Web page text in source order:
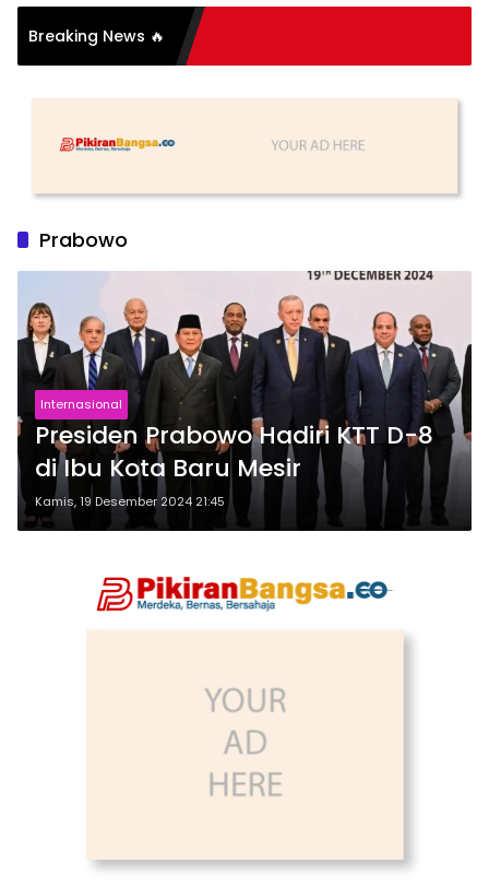
Breaking News 🔥
Organisasi: Antara
dan Substansi
Prabowo
Internasional
Presiden Prabowo Hadiri KTT D-8
di Ibu Kota Baru Mesir
Kamis, 19 Desember 2024 21:45